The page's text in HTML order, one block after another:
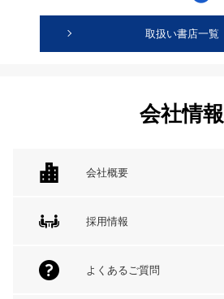
取扱い書店一覧
会社情報
会社概要
採用情報
よくあるご質問